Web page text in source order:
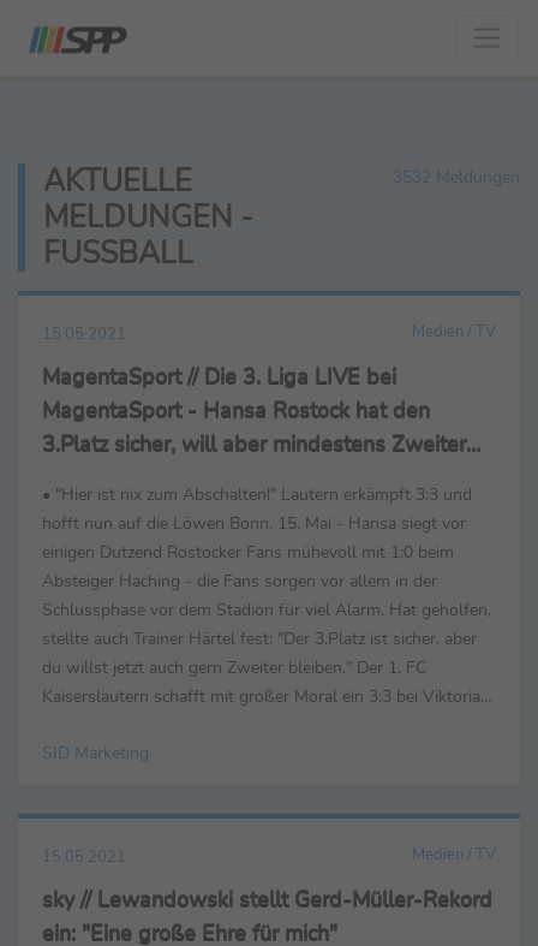
AKTUELLE
MELDUNGEN -
FUSSBALL
3532 Meldungen
15.05.2021 Medien / TV
MagentaSport // Die 3. Liga LIVE bei
MagentaSport - Hansa Rostock hat den
3.Platz sicher, will aber mindestens Zweiter
• "Hier ist nix zum Abschalten!" Lautern erkämpft 3:3 und
hofft nun auf die Löwen Bonn, 15. Mai - Hansa siegt vor
einigen Dutzend Rostocker Fans mühevoll mit 1:0 beim
Absteiger Haching - die Fans sorgen vor allem in der
Schlussphase vor dem Stadion für viel Alarm. Hat geholfen,
stellte auch Trainer Härtel fest: "Der 3.Platz ist sicher, aber
du willst jetzt auch gern Zweiter bleiben." Der 1. FC
Kaiserslautern schafft mit großer Moral ein 3:3 bei Viktoria
SID Marketing
15.05.2021 Medien / TV
sky // Lewandowski stellt Gerd-Müller-Rekord
ein: "Eine große Ehre für mich"